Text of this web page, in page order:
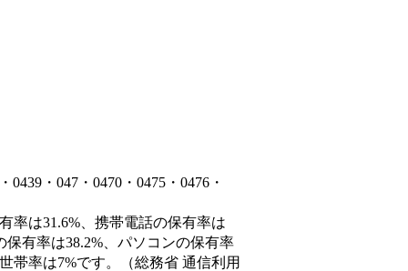
・047・0470・0475・0476・
率は31.6%、携帯電話の保有率は
保有率は38.2%、パソコンの保有率
帯率は7%です。（総務省 通信利用